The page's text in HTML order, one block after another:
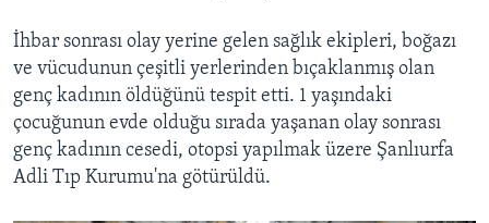
İhbar sonrası olay yerine gelen sağlık ekipleri, boğazı
ve vücudunun çeşitli yerlerinden bıçaklanmış olan
genç kadının öldüğünü tespit etti. 1 yaşındaki
çocuğunun evde olduğu sırada yaşanan olay sonrası
genç kadının cesedi, otopsi yapılmak üzere Şanlıurfa
Adli Tıp Kurumu'na götürüldü.